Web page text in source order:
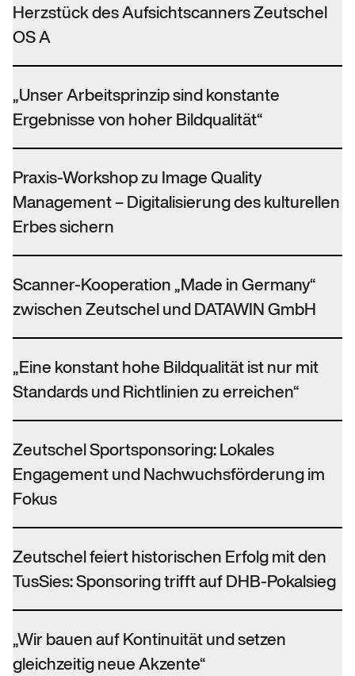
Herzstück des Aufsichtscanners Zeutschel
OS A
„Unser Arbeitsprinzip sind konstante
Ergebnisse von hoher Bildqualität“
Praxis-Workshop zu Image Quality
Management – Digitalisierung des kulturellen
Erbes sichern
Scanner-Kooperation „Made in Germany“
zwischen Zeutschel und DATAWIN GmbH
„Eine konstant hohe Bildqualität ist nur mit
Standards und Richtlinien zu erreichen“
Zeutschel Sportsponsoring: Lokales
Engagement und Nachwuchsförderung im
Fokus
Zeutschel feiert historischen Erfolg mit den
TusSies: Sponsoring trifft auf DHB-Pokalsieg
„Wir bauen auf Kontinuität und setzen
gleichzeitig neue Akzente“